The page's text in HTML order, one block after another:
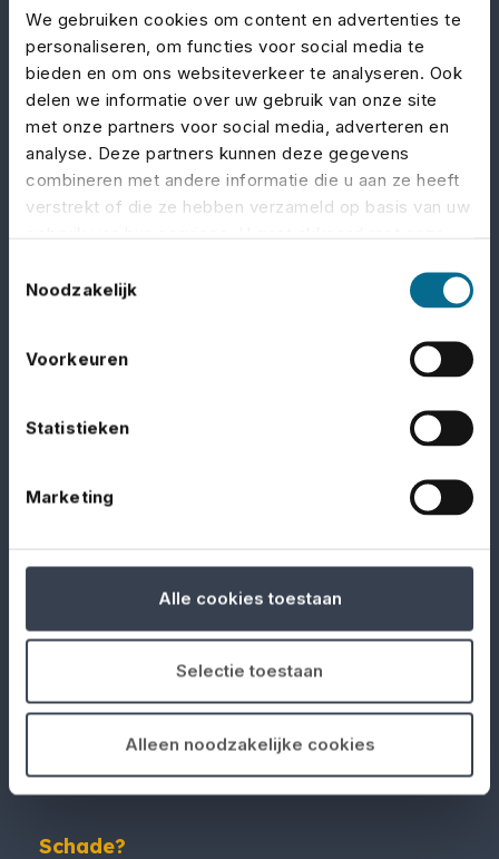
We gebruiken cookies om content en advertenties te
personaliseren, om functies voor social media te
bieden en om ons websiteverkeer te analyseren. Ook
delen we informatie over uw gebruik van onze site
met onze partners voor social media, adverteren en
analyse. Deze partners kunnen deze gegevens
combineren met andere informatie die u aan ze heeft
verstrekt of die ze hebben verzameld op basis van uw
Noodzakelijk
Voorkeuren
Statistieken
Marketing
Alle cookies toestaan
Selectie toestaan
Alleen noodzakelijke cookies
No Risk – onderdeel vanYellow Hive– is de
verzekeringsspecialist voor de evenementen-,
entertainment- en filmindustrie. Je kan bij ons
terecht voor passende verzekeringen die je
beschermen tegen de specifieke risico’s van jouw
AFM-nummer: 12016958
Documenten
Download hier onze dienstenwijzer,
voorwaarden, verzekeringskaarten en andere
Schade?